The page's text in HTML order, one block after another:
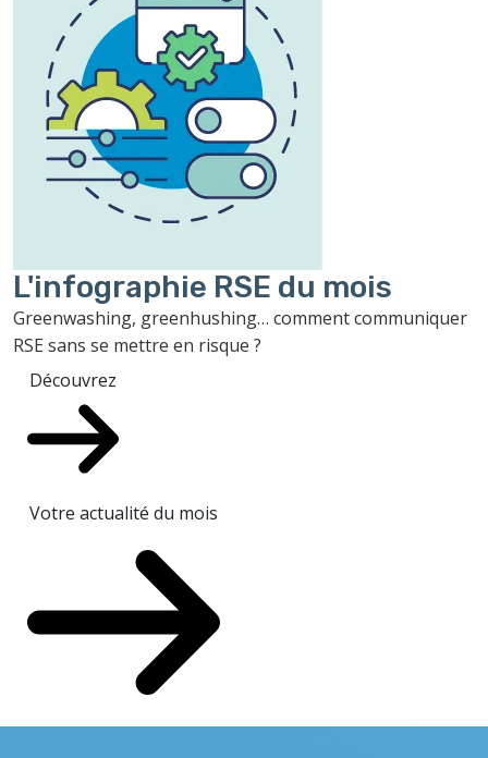
L'infographie RSE du mois
Greenwashing, greenhushing… comment communiquer
RSE sans se mettre en risque ?
Découvrez
Votre actualité du mois